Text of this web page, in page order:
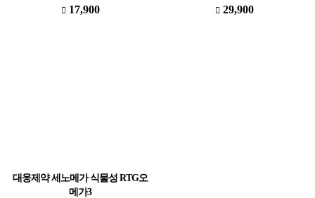
17,900 닥터베어RX 다이어트 유산균 & 혈당케어
29,900
대웅제약 세노메가 식물성 RTG오
메가3